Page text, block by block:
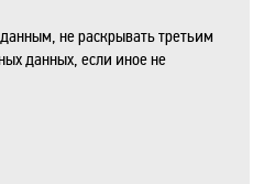
не раскрывать третьим
данных, если иное не